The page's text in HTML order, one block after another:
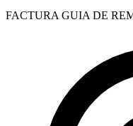
FACTURA GUIA DE